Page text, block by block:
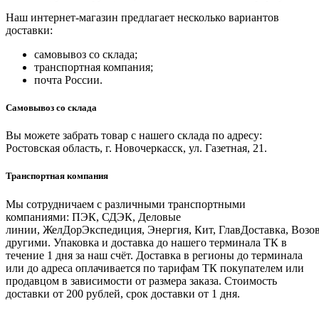
Наш интернет-магазин предлагает несколько вариантов
доставки:
самовывоз со склада;
транспортная компания;
почта России.
Самовывоз со склада
Вы можете забрать товар с нашего склада по адресу:
Ростовская область, г. Новочеркасск, ул. Газетная, 21.
Транспортная компания
Мы сотрудничаем с различными транспортными
компаниями: ПЭК, СДЭК, Деловые
линии, ЖелДорЭкспедиция, Энергия, Кит, ГлавДоставка,
другими. Упаковка и доставка до нашего терминала ТК в
течение 1 дня за наш счёт. Доставка в регионы до терминала
или до адреса оплачивается по тарифам ТК покупателем или
продавцом в зависимости от размера заказа. Стоимость
доставки от 200 рублей, срок доставки от 1 дня.